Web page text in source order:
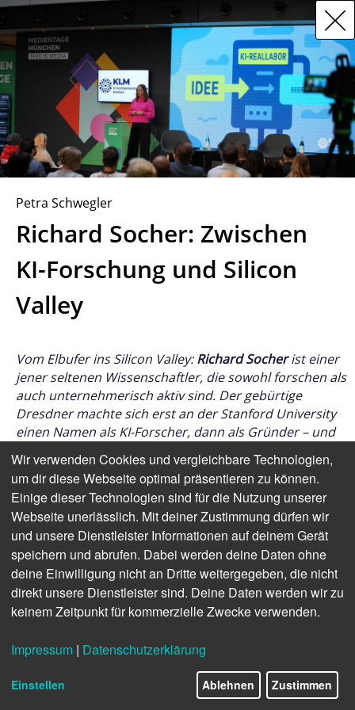
Petra Schwegler
Richard Socher: Zwischen
KI-Forschung und Silicon
Valley
Vom Elbufer ins Silicon Valley:Richard Socherist einer
jener seltenen Wissenschaftler, die sowohl forschen als
auch unternehmerisch aktiv sind. Der gebürtige
Dresdner machte sich erst an der Stanford University
einen Namen als KI-Forscher, dann als Gründer – und
Gründung vonyou.comhat er Search in eine neue Ära
geschickt. Bei denMEDIENTAGEN MÜNCHEN
2025sprach Socher am 24. Oktober im Rahmen des
Summits.
Wir verwenden Cookies und vergleichbare Technologien,
um dir diese Webseite optimal präsentieren zu können.
Einige dieser Technologien sind für die Nutzung unserer
Webseite unerlässlich. Mit deiner Zustimmung dürfen wir
und unsere Dienstleister Informationen auf deinem Gerät
speichern und abrufen. Dabei werden deine Daten ohne
deine Einwilligung nicht an Dritte weitergegeben, die nicht
direkt unsere Dienstleister sind. Deine Daten werden wir zu
keinem Zeitpunkt für kommerzielle Zwecke verwenden.
Impressum | Datenschutzerklärung
Einstellen Ablehnen Zustimmen